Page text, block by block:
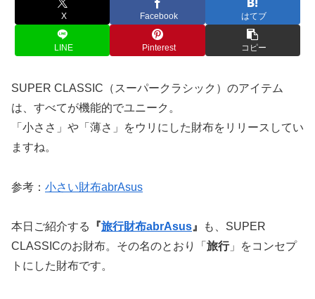
X Facebook はてブ
LINE Pinterest コピー
SUPER CLASSIC（スーパークラシック）のアイテム
は、すべてが機能的でユニーク。
「小ささ」や「薄さ」をウリにした財布をリリースしてい
ますね。
参考： 小さい財布abrAsus
本日ご紹介する 『旅行財布abrAsus 』
も、SUPER
CLASSICのお財布。その名のとおり「 旅行」をコンセプ
トにした財布です。